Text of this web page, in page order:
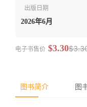
出版日期
2026年6月
电子书售价 $3.30
图书简介 图